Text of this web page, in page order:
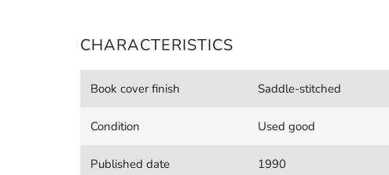
CHARACTERISTICS
Book cover finish Saddle-stitched
Condition Used good
Published date 1990